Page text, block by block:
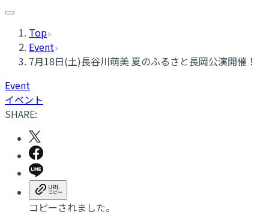
Top
Event
7月18日(土)長谷川萌美 夏のふるさと長岡公演開催！
Event
イベント
SHARE:
コピーされました。